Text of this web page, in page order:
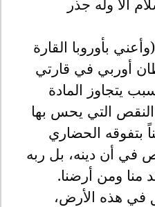
بأوروبا القارة
أوربي في قارتي
يتجاوز المادة
النقص التي يحس بها
بتفوقه الحضاري
في أن دينه، بل ربه
منا ومن أرضنا.
في هذه الأرض،